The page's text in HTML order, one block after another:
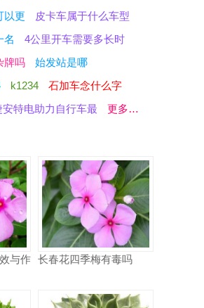
以更
皮卡车属于什么车型
名
4公里开车需要多长时
牌吗
始发站是哪
k1234
石加车念什么字
安特电助力自行车最 更多…
与作 长春花四季梅有毒吗